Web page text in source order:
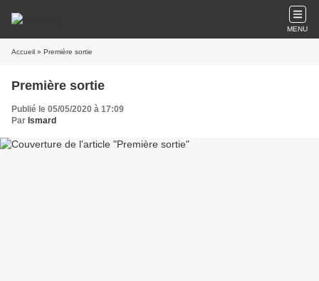
MENU
Accueil » Première sortie
Première sortie
Publié le 05/05/2020 à 17:09
Par Ismard